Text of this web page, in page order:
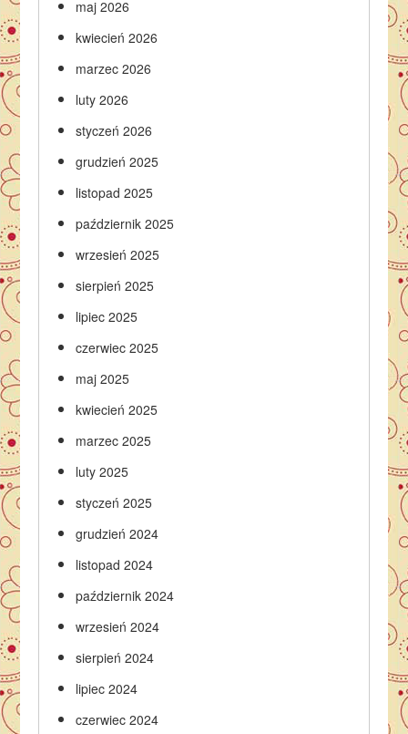
maj 2026
kwiecień 2026
marzec 2026
luty 2026
styczeń 2026
grudzień 2025
listopad 2025
październik 2025
wrzesień 2025
sierpień 2025
lipiec 2025
czerwiec 2025
maj 2025
kwiecień 2025
marzec 2025
luty 2025
styczeń 2025
grudzień 2024
listopad 2024
październik 2024
wrzesień 2024
sierpień 2024
lipiec 2024
czerwiec 2024